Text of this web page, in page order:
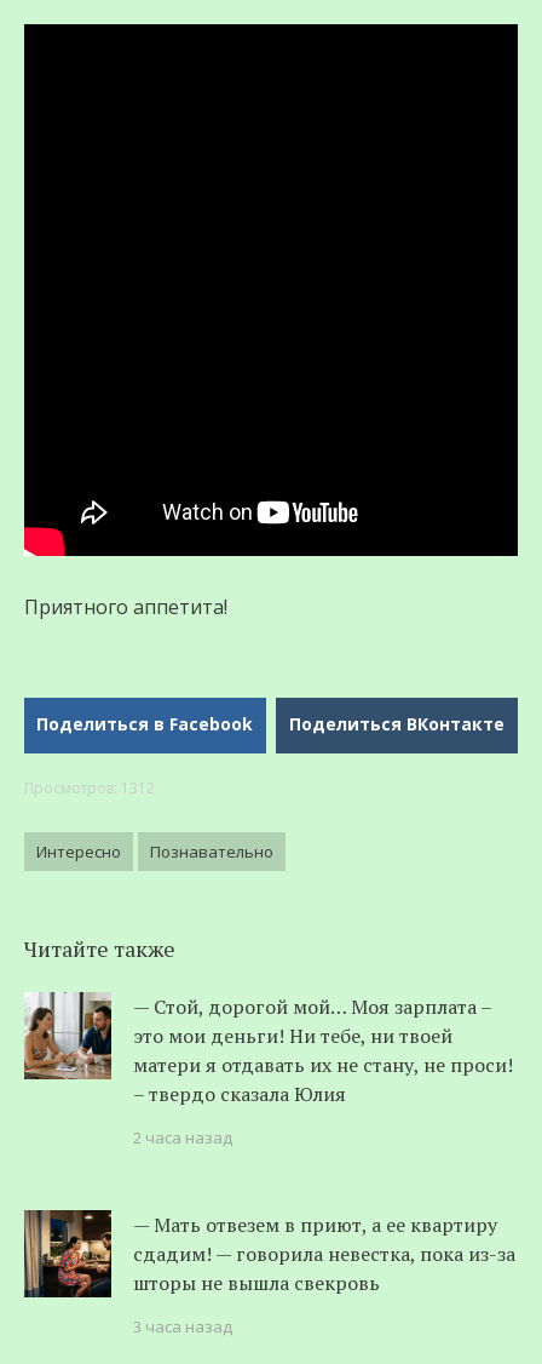
Приятного аппетита!
Поделиться в Facebook Поделиться ВКонтакте
Просмотров: 1312
Интересно Познавательно
Читайте также
— Стой, дорогой мой… Моя зарплата –
это мои деньги! Ни тебе, ни твоей
матери я отдавать их не стану, не проси!
– твердо сказала Юлия
2 часа назад
— Мать отвезем в приют, а ее квартиру
сдадим! — говорила невестка, пока из-за
шторы не вышла свекровь
3 часа назад